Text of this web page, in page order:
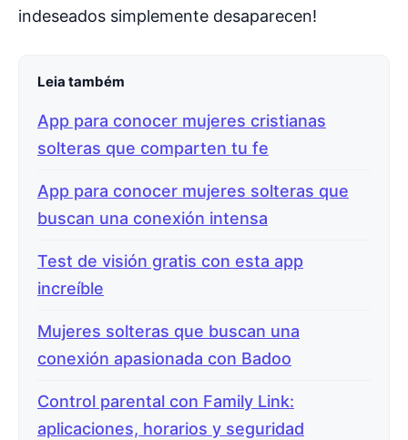
indeseados simplemente desaparecen!
Leia também
App para conocer mujeres cristianas
solteras que comparten tu fe
App para conocer mujeres solteras que
buscan una conexión intensa
Test de visión gratis con esta app
increíble
Mujeres solteras que buscan una
conexión apasionada con Badoo
Control parental con Family Link:
aplicaciones, horarios y seguridad